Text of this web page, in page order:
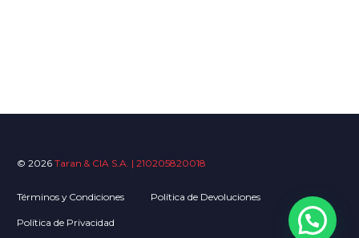
© 2026 Taran & CIA S.A. | 210205820018
Términos y Condiciones Política de Devoluciones
Política de Privacidad